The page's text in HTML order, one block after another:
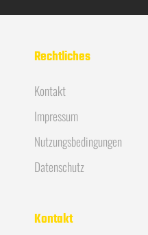
Rechtliches
Kontakt
Impressum
Nutzungsbedingungen
Datenschutz
Kontakt